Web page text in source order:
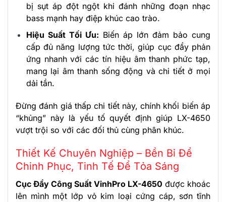
bị sụt áp đột ngột khi đánh những đoạn nhạc
bass mạnh hay điệp khúc cao trào.
Hiệu Suất Tối Ưu: Biến áp lớn đảm bảo cung
cấp đủ năng lượng tức thời, giúp cục đẩy phản
ứng nhanh với các tín hiệu âm thanh phức tạp,
mang lại âm thanh sống động và chi tiết ở mọi
dải tần.
Đừng đánh giá thấp chi tiết này, chính khối biến áp
“khủng” này là yếu tố quyết định giúp LX-4650
vượt trội so với các đối thủ cùng phân khúc.
Thiết Kế Chuyên Nghiệp – Bền Bỉ Để
Chinh Phục, Tinh Tế Để Tỏa Sáng
Cục Đẩy Công Suất VinhPro LX-4650 được khoác
lên mình một lớp vỏ kim loại cứng cáp, sơn tĩnh